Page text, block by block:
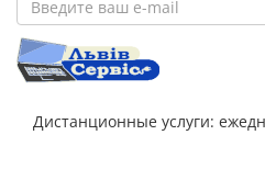
Дистанционные услуги: